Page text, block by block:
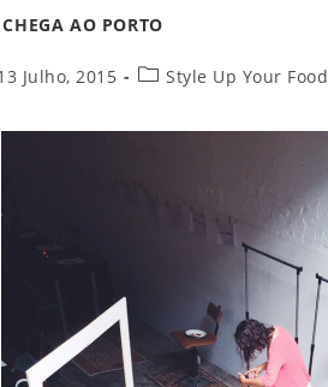
AO PORTO
Julho, 2015 Style Up Your Food